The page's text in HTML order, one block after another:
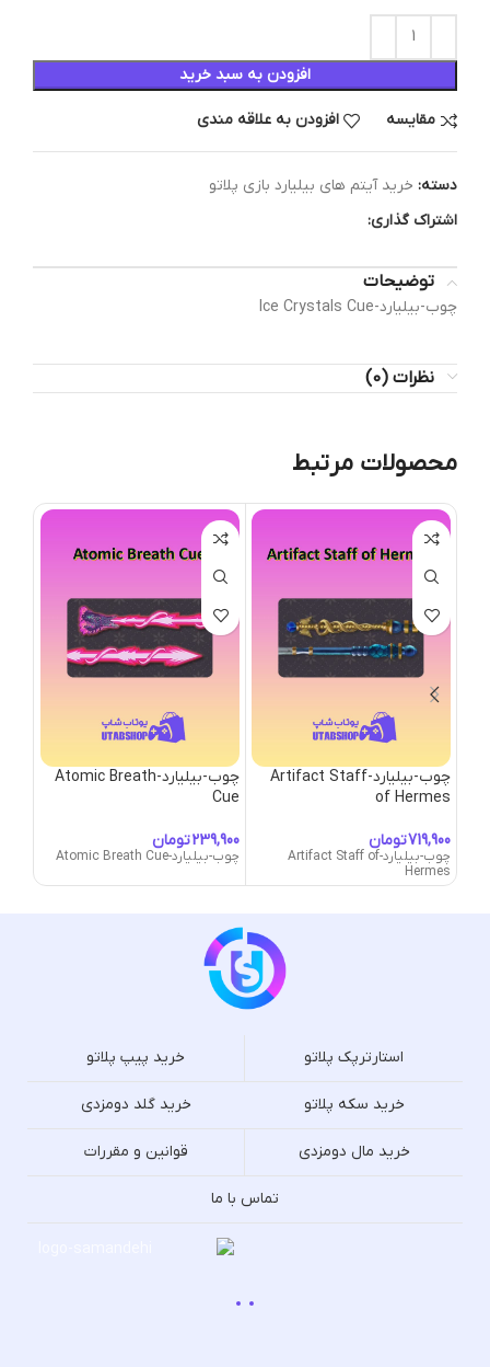
افزودن به سبد خرید
مقایسه افزودن به علاقه مندی
دسته: خرید آیتم های بیلیارد بازی پلاتو
اشتراک گذاری:
توضیحات
چوب-بیلیارد-Ice Crystals Cue
نظرات (0)
محصولات مرتبط
چوب-بیلیارد-Artifact Staff
of Hermes
تومان
چوب-بیلیارد-Artifact Staff of
Hermes
چوب-بیلیارد-Atomic Breath
Cue
تومان
چوب-بیلیارد-Atomic Breath Cue
استارترپک پلاتو خرید پیپ پلاتو
خرید سکه پلاتو خرید گلد دومزدی
خرید مال دومزدی قوانین و مقررات
تماس با ما